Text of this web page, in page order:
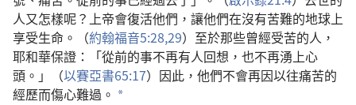
人又怎樣呢？上帝會復活他們，讓他們在沒有苦難的地球上
享受生命。（約翰福音5:28,29）至於那些曾經受苦的人，
耶和華保證：「從前的事不再有人回想，也不再湧上心
頭。」（以賽亞書65:17）因此，他們不會再因以往痛苦的
經歷而傷心難過。 *